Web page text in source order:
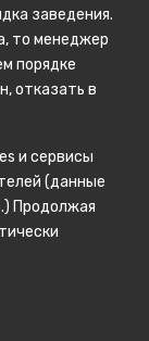
заведения.
то менеджер
порядке
отказать в
и сервисы
(данные
Продолжая